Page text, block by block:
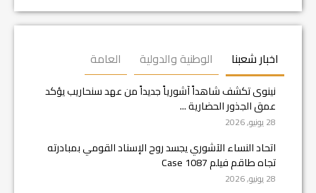
اخبار شعبنا الوطنية والدولية العامة
نينوى تكشف شاهداً آشورياً جديداً من عهد سنحاريب يؤكد
عمق الجذور الحضارية ...
28 يونيو, 2026
اتحاد النساء الآشوري يجسد روح الإسناد القومي بمبادرته
تجاه طاقم فيلم Case 1087
28 يونيو, 2026